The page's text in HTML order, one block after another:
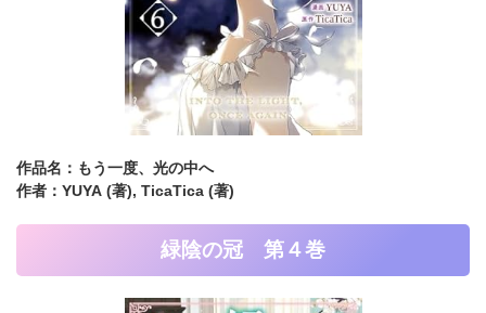
作品名：もう一度、光の中へ
作者：YUYA (著), TicaTica (著)
緑陰の冠 第４巻